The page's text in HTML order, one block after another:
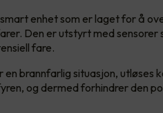
enhet som er laget for å
Den er utstyrt med
fare.
en brannfarlig situasjon,
og dermed forhindrer den